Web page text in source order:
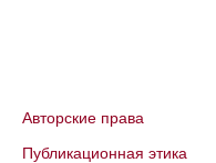
Авторские права
Публикационная этика